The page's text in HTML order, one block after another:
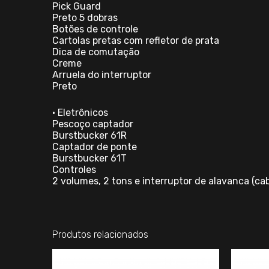
Pick Guard
Preto 5 dobras
Botões de controle
Cartolas pretas com refletor de prata
Dica de comutação
Creme
Arruela do interruptor
Preto
• Eletrônicos
Pescoço captador
Burstbucker 61R
Captador de ponte
Burstbucker 61T
Controles
2 volumes, 2 tons e interruptor de alavanca
Produtos relacionados